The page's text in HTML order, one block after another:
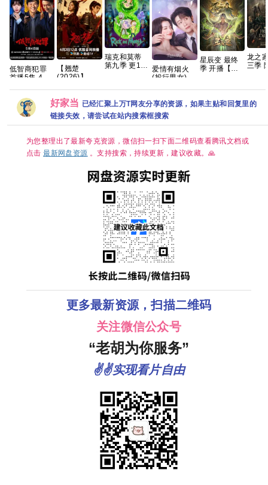
低智商犯罪
首播5集 4K
【翘楚
(2026)】】
【1080P高
码】【国语中
字】【单
集/0.9G】
【大陆：剧情
】【主演: 陈
都灵 / 周翊
瑞克和莫蒂
第九季 更1集
爱情有烟火
(投行男女) 已
星辰变 最终
季 开播【更
龙之
三季
内嵌
幕 【
7GB
好家当 已经汇聚上万T网友分享的资源，如果主贴和回复里的
链接失效，请尝试在站内搜索框搜索
为您整理出了最新夸克资源，微信扫一扫下面二维码查看腾讯文档或
点击最新网盘资源 。支持搜索，持续更新，建议收藏。🙏
更多最新资源，扫描二维码
关注微信公众号
“老胡为你服务”
✌✌实现看片自由